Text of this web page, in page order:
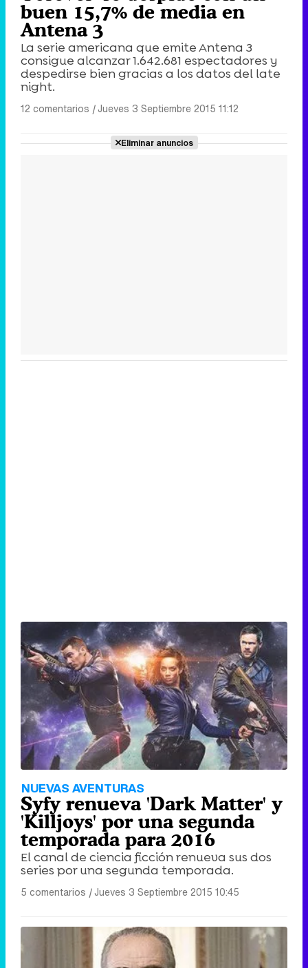
buen 15,7% de media en
Antena 3
La serie americana que emite Antena 3
consigue alcanzar 1.642.681 espectadores y
despedirse bien gracias a los datos del late
night.
12 comentarios |Jueves 3 Septiembre 2015 11:12
Eliminar anuncios
NUEVAS AVENTURAS
Syfy renueva 'Dark Matter' y
'Killjoys' por una segunda
temporada para 2016
El canal de ciencia ficción renueva sus dos
series por una segunda temporada.
5 comentarios |Jueves 3 Septiembre 2015 10:45